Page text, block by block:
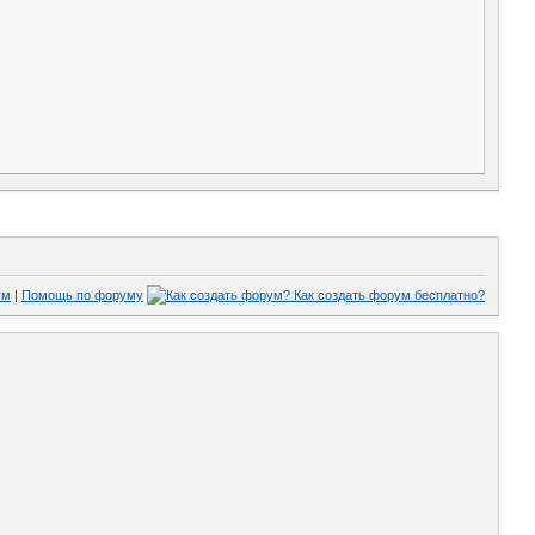
| Помощь по форуму